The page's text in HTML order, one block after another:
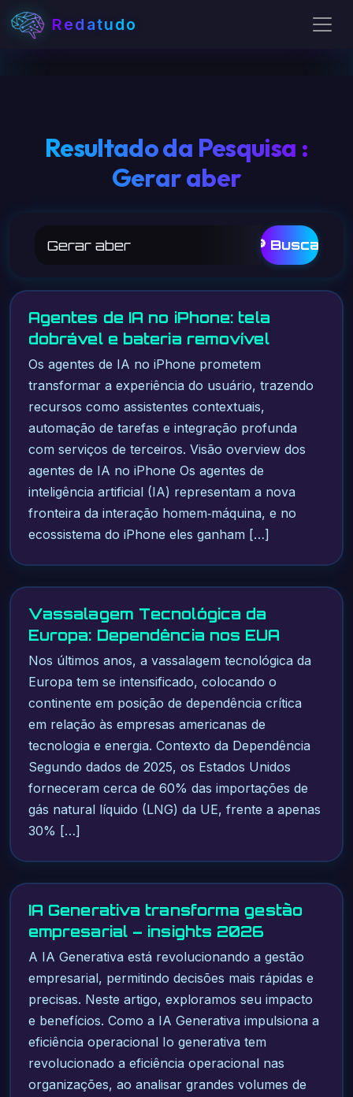
Redatudo
Resultado da Pesquisa :
Gerar aber
🔎 Buscar
Agentes de IA no iPhone: tela
dobrável e bateria removível
Os agentes de IA no iPhone prometem
transformar a experiência do usuário, trazendo
recursos como assistentes contextuais,
automação de tarefas e integração profunda
com serviços de terceiros. Visão overview dos
agentes de IA no iPhone Os agentes de
inteligência artificial (IA) representam a nova
fronteira da interação homem‑máquina, e no
ecossistema do iPhone eles ganham […]
Vassalagem Tecnológica da
Europa: Dependência nos EUA
Nos últimos anos, a vassalagem tecnológica da
Europa tem se intensificado, colocando o
continente em posição de dependência crítica
em relação às empresas americanas de
tecnologia e energia. Contexto da Dependência
Segundo dados de 2025, os Estados Unidos
forneceram cerca de 60% das importações de
gás natural líquido (LNG) da UE, frente a apenas
30% […]
IA Generativa transforma gestão
empresarial – insights 2026
A IA Generativa está revolucionando a gestão
empresarial, permitindo decisões mais rápidas e
precisas. Neste artigo, exploramos seu impacto
e benefícios. Como a IA Generativa impulsiona a
eficiência operacional Io generativa tem
revolucionado a eficiência operacional nas
organizações, ao analisar grandes volumes de